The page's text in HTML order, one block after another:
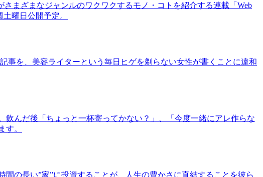
まざまなジャンルのワクワクするモノ・コトを紹介する連載「Web
曜日公開予定。
事を、美容ライターという毎日ヒゲを剃らない女性が書くことに違和
んだ後「ちょっと一杯寄ってかない？」、「今度一緒にアレ作らな
す。
の長い”家”に投資することが、人生の豊かさに直結することを彼ら